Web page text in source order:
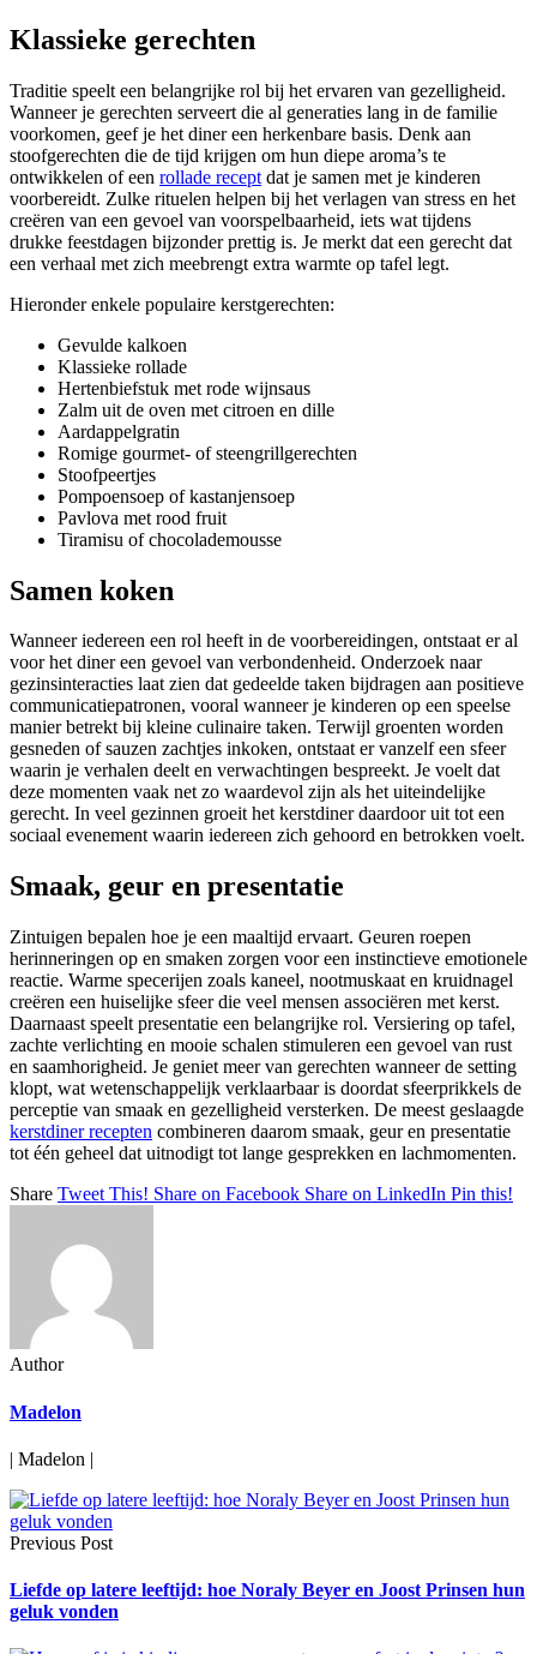
Klassieke gerechten
Traditie speelt een belangrijke rol bij het ervaren van gezelligheid.
Wanneer je gerechten serveert die al generaties lang in de familie
voorkomen, geef je het diner een herkenbare basis. Denk aan
stoofgerechten die de tijd krijgen om hun diepe aroma’s te
ontwikkelen of een rollade recept dat je samen met je kinderen
voorbereidt. Zulke rituelen helpen bij het verlagen van stress en het
creëren van een gevoel van voorspelbaarheid, iets wat tijdens
drukke feestdagen bijzonder prettig is. Je merkt dat een gerecht dat
een verhaal met zich meebrengt extra warmte op tafel legt.
Hieronder enkele populaire kerstgerechten:
Gevulde kalkoen
Klassieke rollade
Hertenbiefstuk met rode wijnsaus
Zalm uit de oven met citroen en dille
Aardappelgratin
Romige gourmet- of steengrillgerechten
Stoofpeertjes
Pompoensoep of kastanjensoep
Pavlova met rood fruit
Tiramisu of chocolademousse
Samen koken
Wanneer iedereen een rol heeft in de voorbereidingen, ontstaat er al
voor het diner een gevoel van verbondenheid. Onderzoek naar
gezinsinteracties laat zien dat gedeelde taken bijdragen aan positieve
communicatiepatronen, vooral wanneer je kinderen op een speelse
manier betrekt bij kleine culinaire taken. Terwijl groenten worden
gesneden of sauzen zachtjes inkoken, ontstaat er vanzelf een sfeer
waarin je verhalen deelt en verwachtingen bespreekt. Je voelt dat
deze momenten vaak net zo waardevol zijn als het uiteindelijke
gerecht. In veel gezinnen groeit het kerstdiner daardoor uit tot een
sociaal evenement waarin iedereen zich gehoord en betrokken voelt.
Smaak, geur en presentatie
Zintuigen bepalen hoe je een maaltijd ervaart. Geuren roepen
herinneringen op en smaken zorgen voor een instinctieve emotionele
reactie. Warme specerijen zoals kaneel, nootmuskaat en kruidnagel
creëren een huiselijke sfeer die veel mensen associëren met kerst.
Daarnaast speelt presentatie een belangrijke rol. Versiering op tafel,
zachte verlichting en mooie schalen stimuleren een gevoel van rust
en saamhorigheid. Je geniet meer van gerechten wanneer de setting
klopt, wat wetenschappelijk verklaarbaar is doordat sfeerprikkels de
perceptie van smaak en gezelligheid versterken. De meest geslaagde
kerstdiner recepten combineren daarom smaak, geur en presentatie
tot één geheel dat uitnodigt tot lange gesprekken en lachmomenten.
Share Tweet This! Share on Facebook Share on LinkedIn Pin this!
Author
Madelon
| Madelon |
Previous Post
Liefde op latere leeftijd: hoe Noraly Beyer en Joost Prinsen hun
geluk vonden